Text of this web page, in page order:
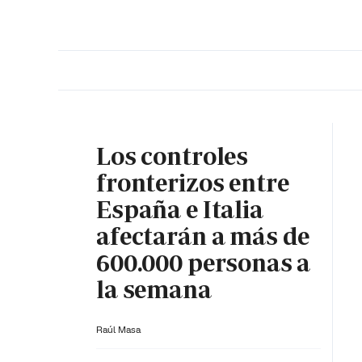
Los controles
fronterizos entre
España e Italia
afectarán a más de
600.000 personas a
la semana
Raúl Masa